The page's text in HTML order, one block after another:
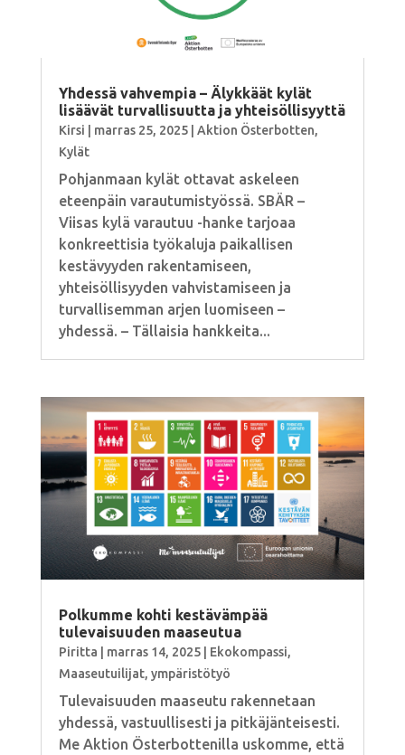
Yhdessä vahvempia – Älykkäät kylät
lisäävät turvallisuutta ja yhteisöllisyyttä
Kirsi marras 25, 2025| Aktion Österbotten,
Kylät
Pohjanmaan kylät ottavat askeleen
eteenpäin varautumistyössä. SBÄR –
Viisas kylä varautuu -hanke tarjoaa
konkreettisia työkaluja paikallisen
kestävyyden rakentamiseen,
yhteisöllisyyden vahvistamiseen ja
turvallisemman arjen luomiseen –
yhdessä. – Tällaisia hankkeita...
Polkumme kohti kestävämpää
tulevaisuuden maaseutua
Piritta marras 14, 2025| Ekokompassi,
Maaseutuilijat, ympäristötyö
Tulevaisuuden maaseutu rakennetaan
yhdessä, vastuullisesti ja pitkäjänteisesti.
Me Aktion Österbottenilla uskomme, että